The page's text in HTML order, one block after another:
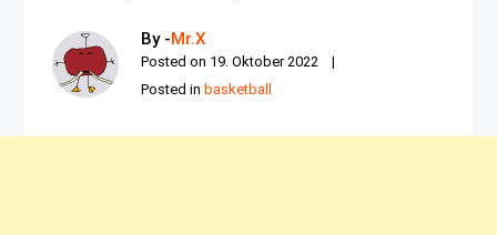
By -Mr.X
Posted on 19. Oktober 2022
Posted inbasketball